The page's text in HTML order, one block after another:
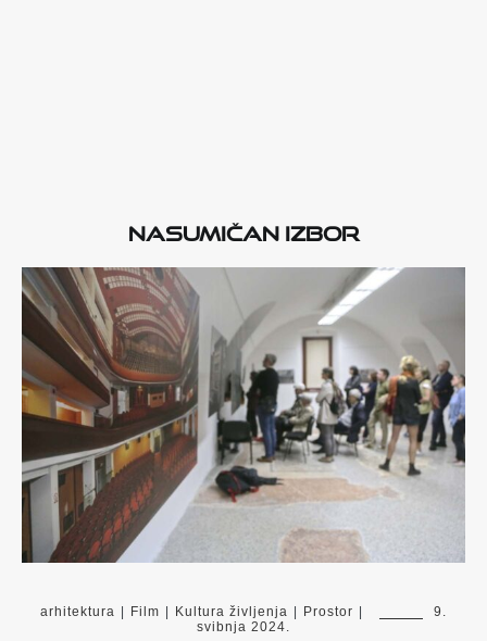
Nasumičan izbor
arhitektura Film Kultura življenja Prostor
9.
svibnja 2024.